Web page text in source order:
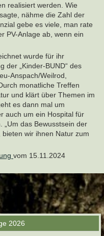
realisiert werden. Wie
nähme die Zahl der
gebe es viele, man rate
PV-Anlage ab, wenn ein
wurde für ihr
der „Kinder-BUND“ des
Anspach/Weilrod,
monatliche Treffen
und klärt über Themen im
es dann mal um
auch um ein Hospital für
„Um das Bewusstsein der
wir ihnen Natur zum
vom 15.11.2024
2026